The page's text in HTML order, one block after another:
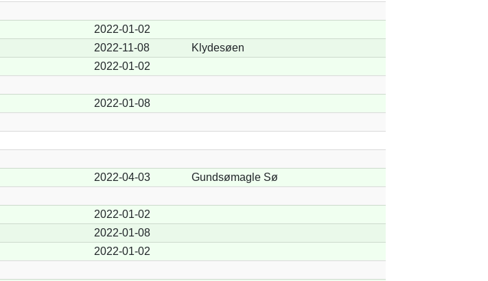
2022-01-02
2022-11-08
Klydesøen
2022-01-02
2022-01-08
2022-04-03
Gundsømagle Sø
2022-01-02
2022-01-08
2022-01-02